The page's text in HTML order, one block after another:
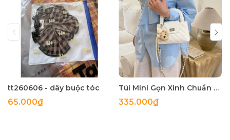
tt260606 - dây buộc tóc
65.000₫
Túi Mini Gọn Xinh Chuẩn Gu - tt260518
335.000₫